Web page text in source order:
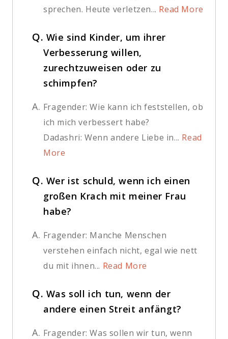
sprechen. Heute verletzen... Read More
Q. Wie sind Kinder, um ihrer
Verbesserung willen,
zurechtzuweisen oder zu
schimpfen?
A. Fragender: Wie kann ich feststellen, ob
ich mich verbessert habe?
Dadashri: Wenn andere Liebe in... Read
More
Q. Wer ist schuld, wenn ich einen
großen Krach mit meiner Frau
habe?
A. Fragender: Manche Menschen
verstehen einfach nicht, egal wie nett
du mit ihnen... Read More
Q. Was soll ich tun, wenn der
andere einen Streit anfängt?
A. Fragender: Was sollen wir tun, wenn